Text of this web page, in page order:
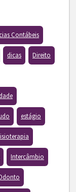
Contábeis
dicas Direito
estágio
Intercâmbio